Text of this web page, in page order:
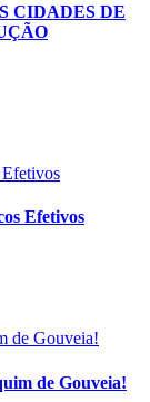
CIDADES DE
Efetivos
Efetivos
de Gouveia!
de Gouveia!